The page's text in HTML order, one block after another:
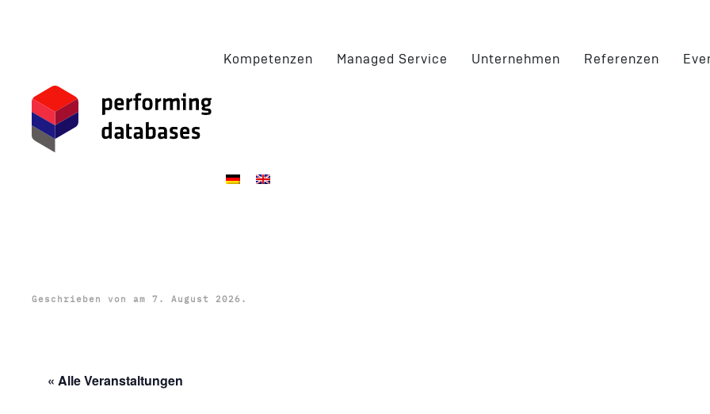
Kompetenzen Managed Service Unternehmen Referenzen
Geschrieben von am 7. August 2026 .
« Alle Veranstaltungen